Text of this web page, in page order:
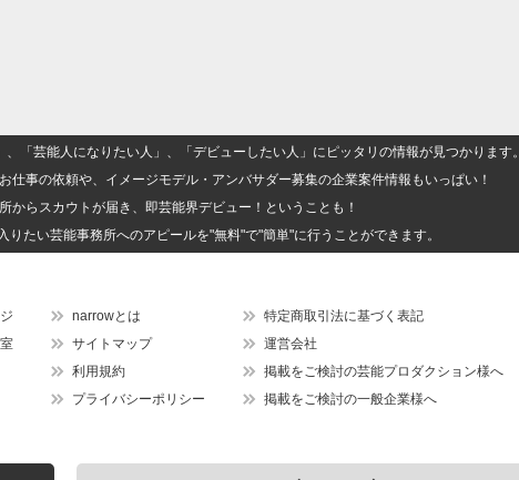
「芸能人になりたい人」、「デビューしたい人」にピッタリの情報が見つかります。
事の依頼や、イメージモデル・アンバサダー募集の企業案件情報もいっぱい！
からスカウトが届き、即芸能界デビュー！ということも！
たい芸能事務所へのアピールを"無料"で"簡単"に行うことができます。
narrowとは
サイトマップ
利用規約
プライバシーポリシー
特定商取引法に基づく表記
運営会社
掲載をご検討の芸能プロダクション様へ
掲載をご検討の一般企業様へ